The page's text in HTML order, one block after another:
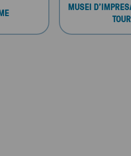
MUSEI
TOUR